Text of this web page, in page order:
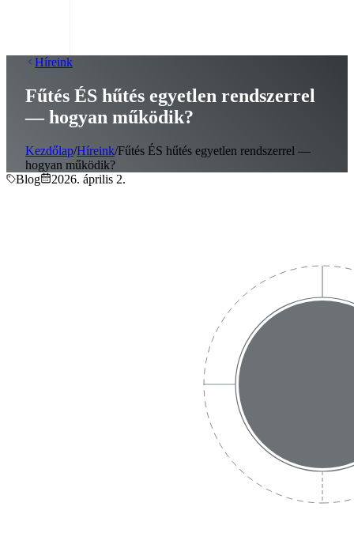
Híreink
Fűtés ÉS hűtés egyetlen rendszerrel
— hogyan működik?
Kezdőlap/Híreink/Fűtés ÉS hűtés egyetlen rendszerrel —
hogyan működik?
Blog
2026. április 2.